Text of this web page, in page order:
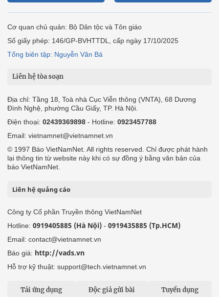
Cơ quan chủ quản: Bộ Dân tộc và Tôn giáo
Số giấy phép: 146/GP-BVHTTDL, cấp ngày 17/10/2025
Tổng biên tập: Nguyễn Văn Bá
Liên hệ tòa soạn
Địa chỉ: Tầng 18, Toà nhà Cục Viễn thông (VNTA), 68 Dương
Đình Nghệ, phường Cầu Giấy, TP. Hà Nội.
Điện thoại: 02439369898 - Hotline: 0923457788
Email: vietnamnet@vietnamnet.vn
© 1997 Báo VietNamNet. All rights reserved. Chỉ được phát hành
lại thông tin từ website này khi có sự đồng ý bằng văn bản của
báo VietNamNet.
Liên hệ quảng cáo
Công ty Cổ phần Truyền thông VietNamNet
Hotline: 0919405885 (Hà Nội) - 0919435885 (Tp.HCM)
Email: contact@vietnamnet.vn
Báo giá: http://vads.vn
Hỗ trợ kỹ thuật: support@tech.vietnamnet.vn
Tải ứng dụng Độc giả gửi bài Tuyển dụng